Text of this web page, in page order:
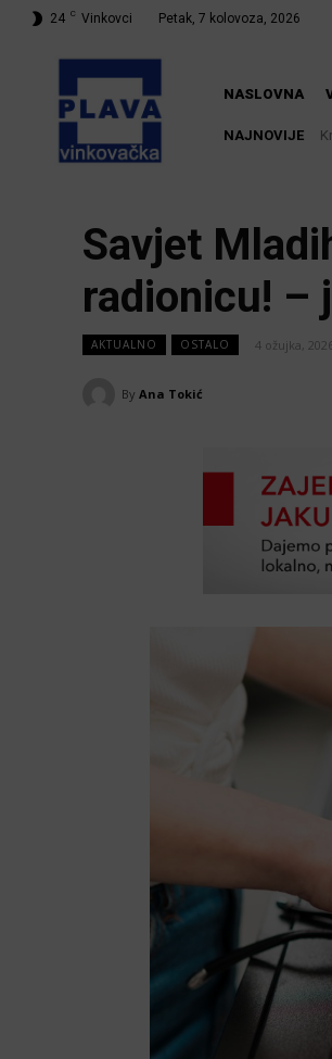
24 C Vinkovci Petak, 7 kolovoza, 2026
NASLOVNA
NAJNOVIJE
Savjet
radionicu! –
AKTUALNO OSTALO 4 ožujka,
By Ana Tokić